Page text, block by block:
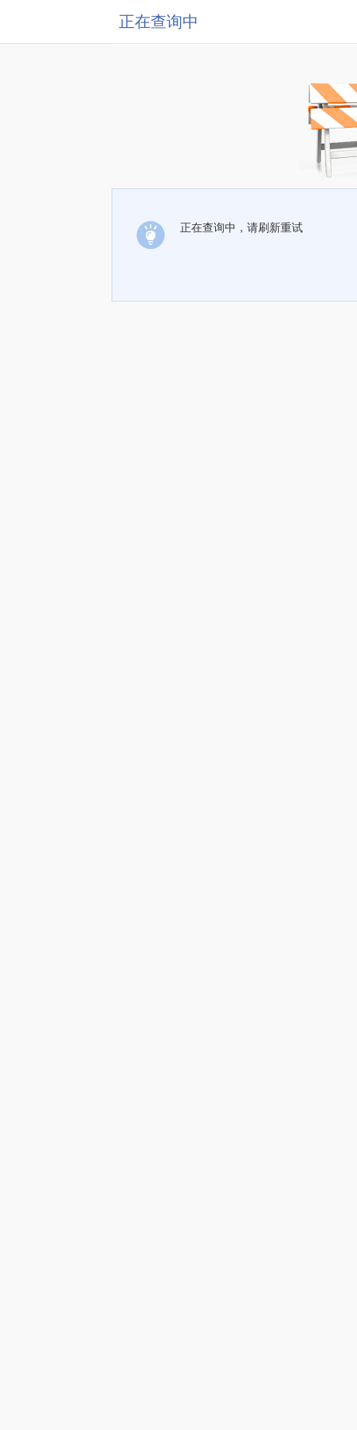
正在查询中
正在查询中，请刷新重试